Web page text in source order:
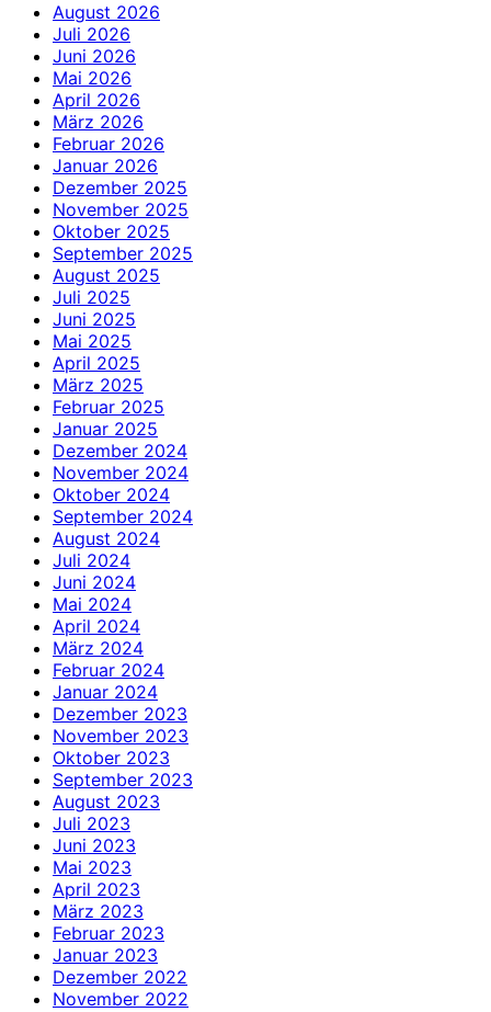
August 2026
Juli 2026
Juni 2026
Mai 2026
April 2026
März 2026
Februar 2026
Januar 2026
Dezember 2025
November 2025
Oktober 2025
September 2025
August 2025
Juli 2025
Juni 2025
Mai 2025
April 2025
März 2025
Februar 2025
Januar 2025
Dezember 2024
November 2024
Oktober 2024
September 2024
August 2024
Juli 2024
Juni 2024
Mai 2024
April 2024
März 2024
Februar 2024
Januar 2024
Dezember 2023
November 2023
Oktober 2023
September 2023
August 2023
Juli 2023
Juni 2023
Mai 2023
April 2023
März 2023
Februar 2023
Januar 2023
Dezember 2022
November 2022